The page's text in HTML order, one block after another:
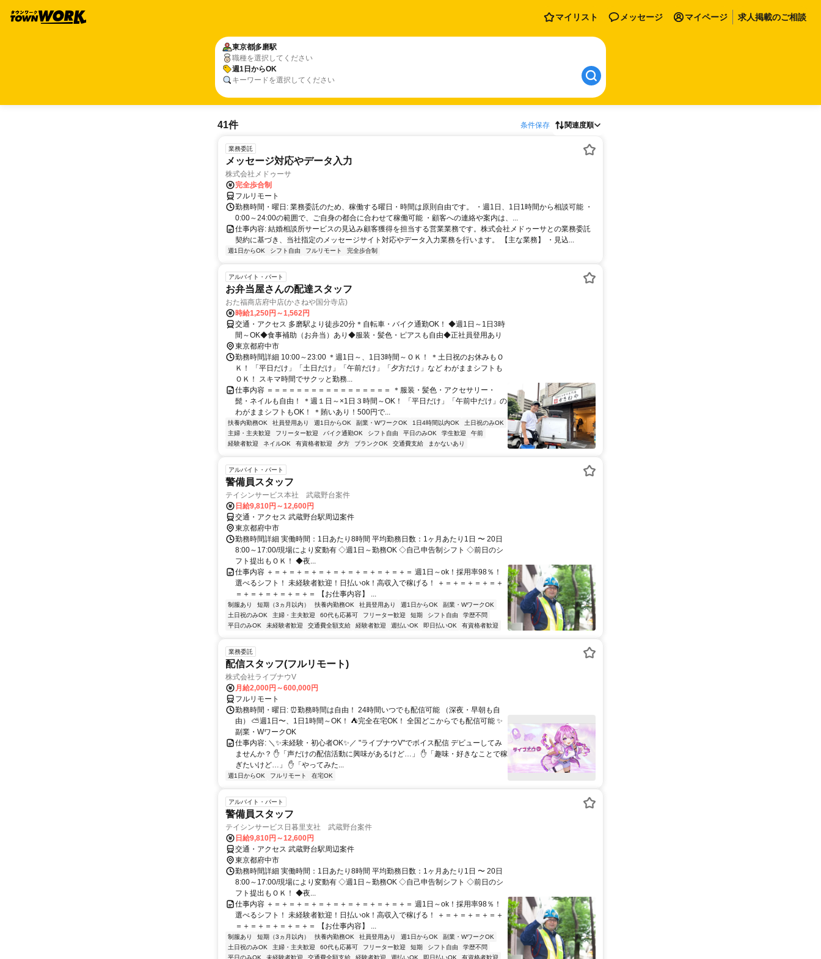
マイリスト メッセージ マイページ 求人掲載のご相談
東京都多磨駅
職種を選択してください
週1日からOK
キーワードを選択してください
41件 条件保存 関連度順
業務委託
メッセージ対応やデータ入力
株式会社メドゥーサ
完全歩合制
フルリモート
勤務時間・曜日: 業務委託のため、稼働する曜日・時間は原則自由です。 ・週1日、1日1時間から相談可能 ・
0:00～24:00の範囲で、ご自身の都合に合わせて稼働可能 ・顧客への連絡や案内は、...
仕事内容: 結婚相談所サービスの見込み顧客獲得を担当する営業業務です。株式会社メドゥーサとの業務委託
契約に基づき、当社指定のメッセージサイト対応やデータ入力業務を行います。 【主な業務】 ・見込...
週1日からOK シフト自由 フルリモート 完全歩合制
アルバイト・パート
お弁当屋さんの配達スタッフ
おた福商店府中店(かさねや国分寺店)
時給1,250円～1,562円
交通・アクセス 多磨駅より徒歩20分＊自転車・バイク通勤OK！ ◆週1日～1日3時
間～OK◆食事補助（お弁当）あり◆服装・髪色・ピアスも自由◆正社員登用あり
東京都府中市
勤務時間詳細 10:00～23:00 ＊週1日～、1日3時間～ＯＫ！ ＊土日祝のお休みもＯ
Ｋ！ 「平日だけ」「土日だけ」「午前だけ」「夕方だけ」など わがままシフトも
ＯＫ！ スキマ時間でサクッと勤務...
仕事内容 ＝＝＝＝＝＝＝＝＝＝＝＝＝＝＝＝＝ ＊服装・髪色・アクセサリー・
髭・ネイルも自由！ ＊週１日～×1日３時間～OK！ 「平日だけ」「午前中だけ」の
わがままシフトもOK！ ＊賄いあり！500円で...
扶養内勤務OK 社員登用あり 週1日からOK 副業・WワークOK 1日4時間以内OK
土日祝のみOK
主婦・主夫歓迎
フリーター歓迎 バイク通勤OK シフト自由 平日のみOK 学生歓迎
午前
経験者歓迎
ネイルOK 有資格者歓迎 夕方 ブランクOK 交通費支給 まかないあり
アルバイト・パート
警備員スタッフ
テイシンサービス本社 武蔵野台案件
日給9,810円～12,600円
交通・アクセス 武蔵野台駅周辺案件
東京都府中市
勤務時間詳細 実働時間：1日あたり8時間 平均勤務日数：1ヶ月あたり1日 〜 20日
8:00～17:00/現場により変動有 ◇週1日～勤務OK ◇自己申告制シフト ◇前日のシ
フト提出もＯＫ！ ◆夜...
仕事内容 ＋＝＋＝＋＝＋＝＋＝＋＝＋＝＋＝＋＝＋＝ 週1日～ok！採用率98％！
選べるシフト！ 未経験者歓迎！日払いok！高収入で稼げる！ ＋＝＋＝＋＝＋＝＋
＝＋＝＋＝＋＝＋＝＋＝ 【お仕事内容】 ...
制服あり 短期（3ヵ月以内） 扶養内勤務OK 社員登用あり 週1日からOK
副業・WワークOK
土日祝のみOK
主婦・主夫歓迎 60代も応募可 フリーター歓迎 短期 シフト自由
学歴不問
平日のみOK
未経験者歓迎 交通費全額支給 経験者歓迎 週払いOK 即日払いOK 有資格者歓迎
業務委託
配信スタッフ(フルリモート)
株式会社ライブナウV
月給2,000円～600,000円
フルリモート
勤務時間・曜日: ⏰勤務時間は自由！ 24時間いつでも配信可能 （深夜・早朝も自
由） ⛅週1日〜、1日1時間～OK！ ⛺完全在宅OK！ 全国どこからでも配信可能 ✨
副業・WワークOK
仕事内容: ＼✨未経験・初心者OK✨／ "ライブナウV"でボイス配信 デビューしてみ
ませんか？ ✋「声だけの配信活動に興味があるけど…」 ✋「趣味・好きなことで稼
ぎたいけど…」 ✋「やってみた...
週1日からOK フルリモート 在宅OK
アルバイト・パート
警備員スタッフ
テイシンサービス日暮里支社 武蔵野台案件
日給9,810円～12,600円
交通・アクセス 武蔵野台駅周辺案件
東京都府中市
勤務時間詳細 実働時間：1日あたり8時間 平均勤務日数：1ヶ月あたり1日 〜 20日
8:00～17:00/現場により変動有 ◇週1日～勤務OK ◇自己申告制シフト ◇前日のシ
フト提出もＯＫ！ ◆夜...
仕事内容 ＋＝＋＝＋＝＋＝＋＝＋＝＋＝＋＝＋＝＋＝ 週1日～ok！採用率98％！
選べるシフト！ 未経験者歓迎！日払いok！高収入で稼げる！ ＋＝＋＝＋＝＋＝＋
＝＋＝＋＝＋＝＋＝＋＝ 【お仕事内容】 ...
制服あり 短期（3ヵ月以内） 扶養内勤務OK 社員登用あり 週1日からOK
副業・WワークOK
土日祝のみOK
主婦・主夫歓迎 60代も応募可 フリーター歓迎 短期 シフト自由
学歴不問
平日のみOK
未経験者歓迎 交通費全額支給 経験者歓迎 週払いOK 即日払いOK 有資格者歓迎